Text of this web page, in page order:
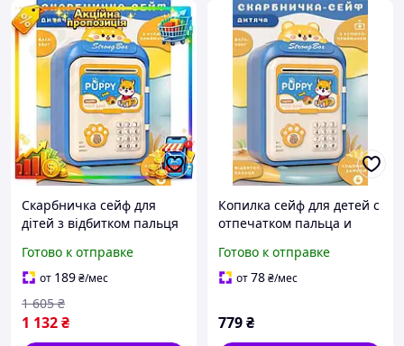
Скарбничка сейф для
дітей з відбитком пальця
грошей електронна від
батарейок 14х10.5х24 см
Lugi HP12265BL
Готово к отправке
от 189₴/мес
1 132₴
1 605 ₴
Копилка сейф для детей с
отпечатком пальца и
денег электронная от
батареек 14х10.5х24 см
Готово к отправке
от78₴/мес
779₴